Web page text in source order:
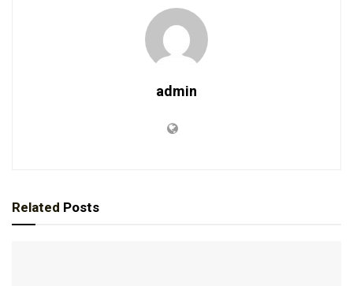
admin
Related Posts